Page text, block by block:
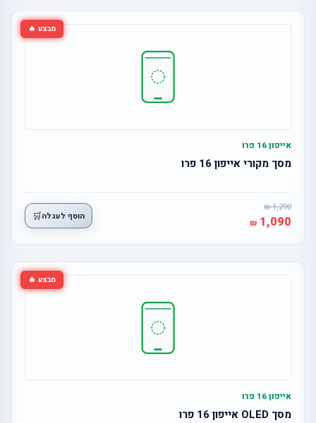
מבצע 🔥
אייפון 16 פרו
מסך מקורי אייפון 16 פרו
1,290
1,090 הוסף לעגלה🛒
מבצע 🔥
אייפון 16 פרו
מסך OLED אייפון 16 פרו